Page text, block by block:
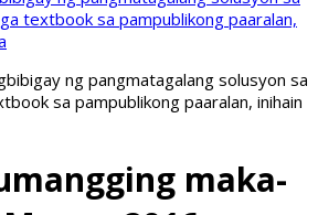
textbook sa pampublikong paaralan,
ng pangmatagalang solusyon sa
sa pampublikong paaralan, inihain
maka-